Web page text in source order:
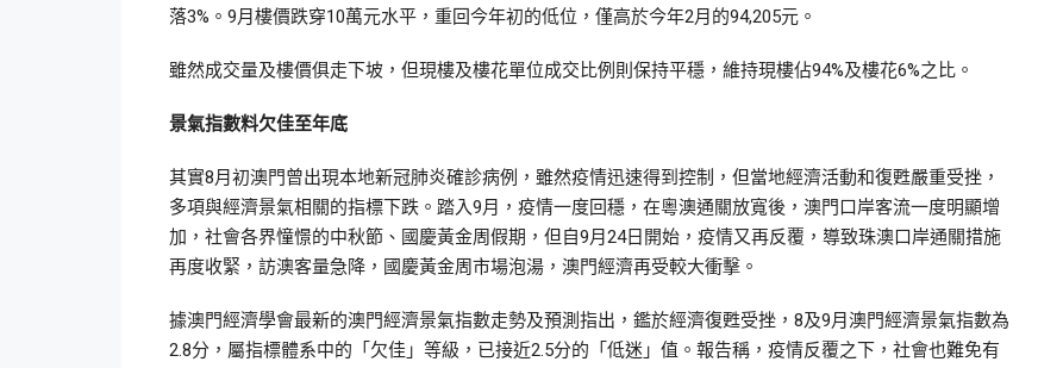
落3%。9月樓價跌穿10萬元水平，重回今年初的低位，僅高於今年2月的94,205元。
雖然成交量及樓價俱走下坡，但現樓及樓花單位成交比例則保持平穩，維持現樓佔94%及樓花6%之比。
景氣指數料欠佳至年底
其實8月初澳門曾出現本地新冠肺炎確診病例，雖然疫情迅速得到控制，但當地經濟活動和復甦嚴重受挫，
多項與經濟景氣相關的指標下跌。踏入9月，疫情一度回穩，在粵澳通關放寬後，澳門口岸客流一度明顯增
加，社會各界憧憬的中秋節、國慶黃金周假期，但自9月24日開始，疫情又再反覆，導致珠澳口岸通關措施
再度收緊，訪澳客量急降，國慶黃金周市場泡湯，澳門經濟再受較大衝擊。
據澳門經濟學會最新的澳門經濟景氣指數走勢及預測指出，鑑於經濟復甦受挫，8及9月澳門經濟景氣指數為
2.8分，屬指標體系中的「欠佳」等級，已接近2.5分的「低迷」值。報告稱，疫情反覆之下，社會也難免有